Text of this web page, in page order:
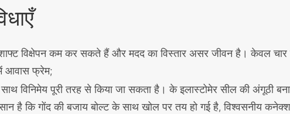
विक्षेपन कम कर सकते हैं और मदद का विस्तार असर जीवन है। केवल
आवास फ्रेम;
विनिमेय पूरी तरह से किया जा सकता है। के इलास्टोमेर सील की अंगूठी
है कि गोंद की बजाय बोल्ट के साथ खोल पर तय हो गई है, विश्वसनीय